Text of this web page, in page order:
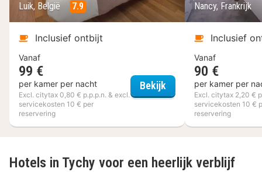
Luik, België 7.9
Inclusief ontbijt
Vanaf
99 €
per kamer per nacht
Excl. citytax 0,80 € p.p.p.n. & excl.
servicekosten 10 € per
reservering
Bekijk ibis Liège Seraing
Nancy, Frankrijk
Inclusief
Vanaf
90 €
per kamer per
Excl. citytax 2,20 €
servicekosten 10 €
reservering
Hotels in Tychy voor een heerlijk verblijf